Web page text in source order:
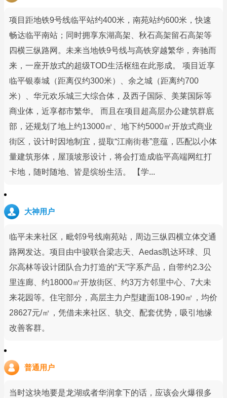
项目距地铁9号线临平站约400米，南苑站约600米，快速
畅达临平南站；同时拥享东湖高架、秋石高架留石高架等
四横三纵路网。未来当地铁9号线与高铁穿越繁华，奔驰而
来，一座开放式的超级TOD生活枢纽在此形成。 项目近享
临平银泰城（距离仅约300米）、余之城（距离约700
米）、华元欢乐城三大综合体，及西子国际、美莱国际等
商业体，近享都市繁华。 而且在项目超高层办公建筑群底
部，还规划了地上约13000㎡、地下约5000㎡开放式商业
街区，设计时因地制宜，提取“江南街巷”意蕴，匹配以小体
量建筑形体，屋顶坡形设计，将会打造成临平高端网红打
卡地，随时随地、皆是缤纷生活。 【学...
大神用户
临平未来社区，毗邻9号线南苑站，周边三纵四横立体交通
路网发达。项目由中骏联合梁志天、Aedas凯达环球、贝
尔高林等设计团队合力打造的“天”字系产品，自带约2.3公
里连廊、约18000㎡开放街区、约3万方邻里中心、7大未
来花园等。住宅部分，高层主力户型建面108-190㎡，均价
28627元/㎡，凭借未来社区、轨交、配套优势，吸引地缘
改善客群。
普通用户
当时这块地要是龙湖或者华润拿下的话，应该会火爆很多